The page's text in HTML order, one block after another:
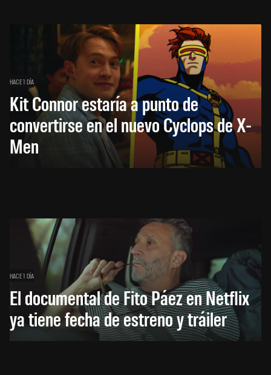
HACE 1 DÍA
Kit Connor estaría a punto de
convertirse en el nuevo Cyclops de X-
Men
HACE 1 DÍA
El documental de Fito Páez en Netflix
ya tiene fecha de estreno y tráiler